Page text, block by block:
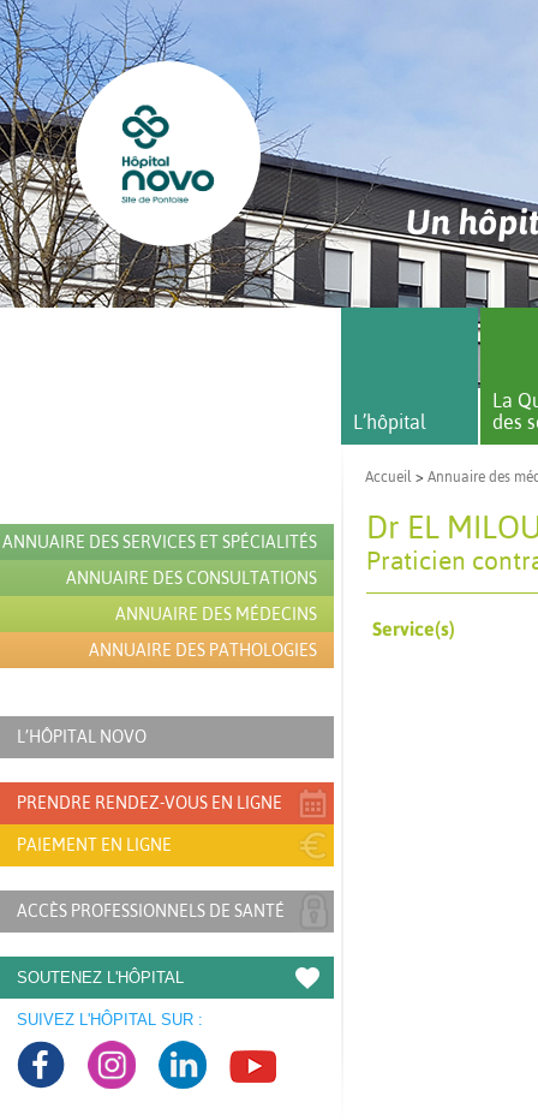
Un
ANNUAIRE DES SERVICES ET SPÉCIALITÉS
ANNUAIRE DES CONSULTATIONS
ANNUAIRE DES MÉDECINS
ANNUAIRE DES PATHOLOGIES
L’HÔPITAL NOVO
PRENDRE RENDEZ-VOUS EN LIGNE
PAIEMENT EN LIGNE
ACCÈS PROFESSIONNELS DE SANTÉ
SOUTENEZ L'HÔPITAL
SUIVEZ L'HÔPITAL SUR :
L’hôpital
La
des
Accueil > Annuaire des
Dr EL
Praticien
Service(s)